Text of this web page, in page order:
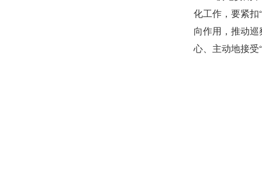
化工作，要紧扣
向作用，推动
心、主动地接受